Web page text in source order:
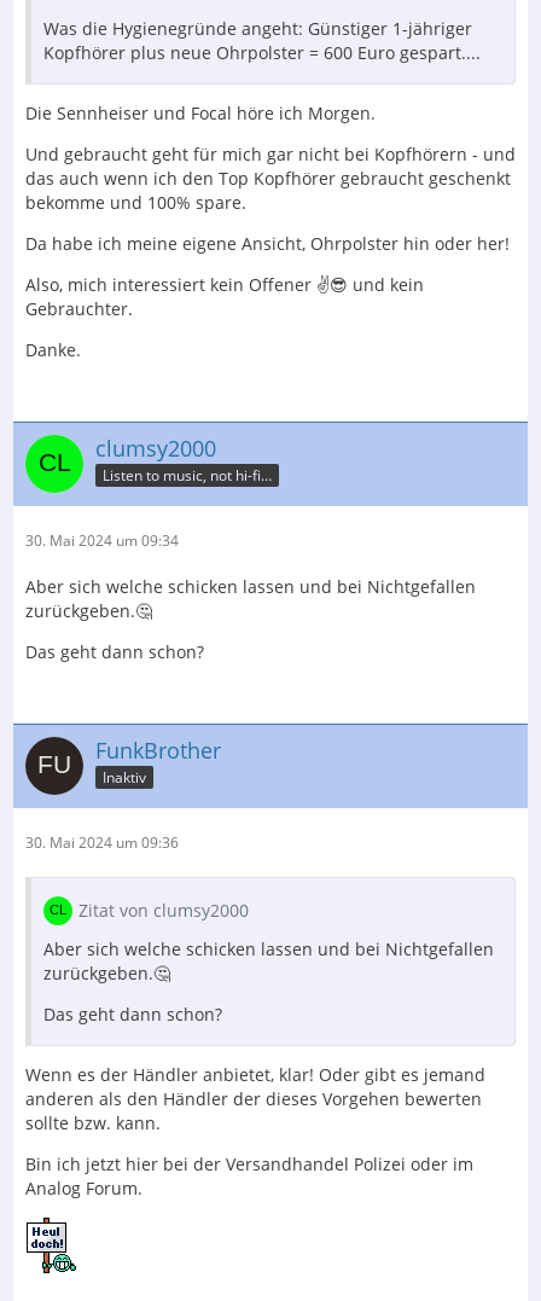
Was die Hygienegründe angeht: Günstiger 1-jähriger
Kopfhörer plus neue Ohrpolster = 600 Euro gespart....
Die Sennheiser und Focal höre ich Morgen.
Und gebraucht geht für mich gar nicht bei Kopfhörern - und
das auch wenn ich den Top Kopfhörer gebraucht geschenkt
bekomme und 100% spare.
Da habe ich meine eigene Ansicht, Ohrpolster hin oder her!
Also, mich interessiert kein Offener ✌️😎 und kein
Gebrauchter.
Danke.
clumsy2000
Listen to music, not hi-fi…
30. Mai 2024 um 09:34
Aber sich welche schicken lassen und bei Nichtgefallen
zurückgeben.🤔
Das geht dann schon?
FunkBrother
Inaktiv
30. Mai 2024 um 09:36
Zitat von clumsy2000
Aber sich welche schicken lassen und bei Nichtgefallen
zurückgeben.🤔
Das geht dann schon?
Wenn es der Händler anbietet, klar! Oder gibt es jemand
anderen als den Händler der dieses Vorgehen bewerten
sollte bzw. kann.
Bin ich jetzt hier bei der Versandhandel Polizei oder im
Analog Forum.